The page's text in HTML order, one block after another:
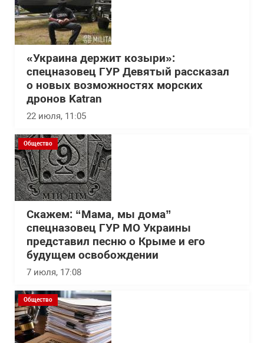
«Украина держит козыри»:
спецназовец ГУР Девятый рассказал
о новых возможностях морских
дронов Katran
22 июля, 11:05
Общество
Скажем: “Мама, мы дома”
спецназовец ГУР МО Украины
представил песню о Крыме и его
будущем освобождении
7 июля, 17:08
Общество